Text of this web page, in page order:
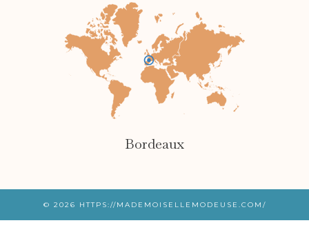
Bordeaux
© 2026 HTTPS://MADEMOISELLEMODEUSE.COM/